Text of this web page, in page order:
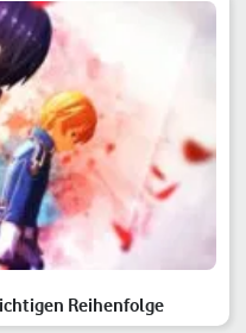
Reihenfolge